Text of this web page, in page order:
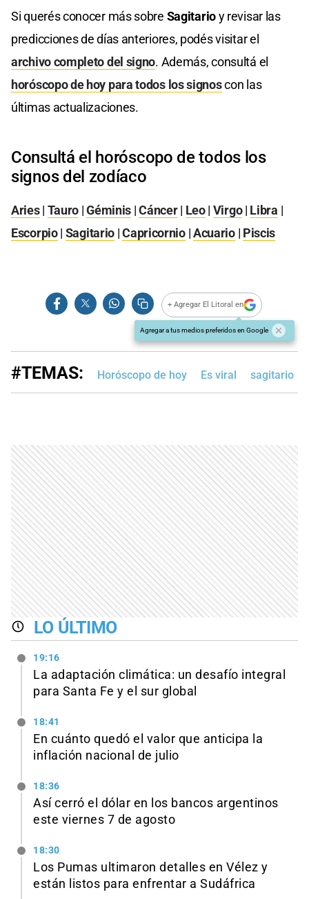
Si querés conocer más sobre Sagitarioy revisar las
predicciones de días anteriores, podés visitar el
archivo completo del signo. Además, consultá el
horóscopo de hoy para todos los signoscon las
últimas actualizaciones.
Consultá el horóscopo de todos los
signos del zodíaco
Aries| Tauro |Géminis |Cáncer| Leo| Virgo| Libra |
Escorpio| Sagitario |Capricornio|Acuario| Piscis
+ Agregar El Litoral en
Agregar a tus medios preferidos en Google
#TEMAS: Horóscopo de hoy Es viral sagitario
LO ÚLTIMO
19:16
La adaptación climática: un desafío integral
para Santa Fe y el sur global
18:41
En cuánto quedó el valor que anticipa la
inflación nacional de julio
18:36
Así cerró el dólar en los bancos argentinos
este viernes 7 de agosto
18:30
Los Pumas ultimaron detalles en Vélez y
están listos para enfrentar a Sudáfrica